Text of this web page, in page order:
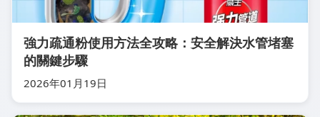
強力疏通粉使用方法全攻略：安全解決水管堵塞
的關鍵步驟
2026年01月19日